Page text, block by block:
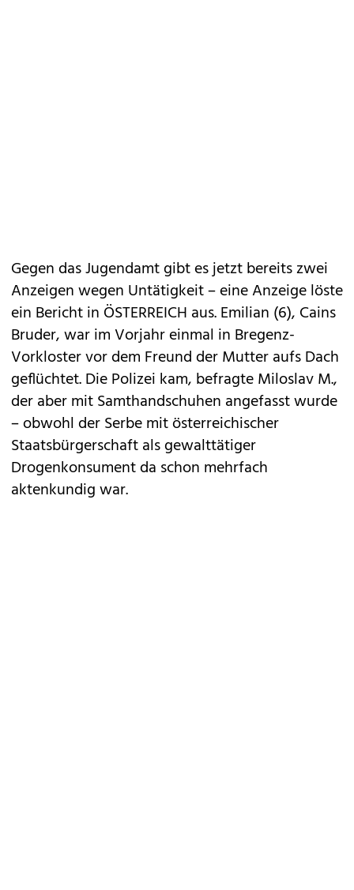
Gegen das Jugendamt gibt es jetzt bereits zwei
Anzeigen wegen Untätigkeit – eine Anzeige löste
ein Bericht in ÖSTERREICH aus. Emilian (6), Cains
Bruder, war im Vorjahr einmal in Bregenz-
Vorkloster vor dem Freund der Mutter aufs Dach
geflüchtet. Die Polizei kam, befragte Miloslav M.,
der aber mit Samthandschuhen angefasst wurde
– obwohl der Serbe mit österreichischer
Staatsbürgerschaft als gewalttätiger
Drogenkonsument da schon mehrfach
aktenkundig war.